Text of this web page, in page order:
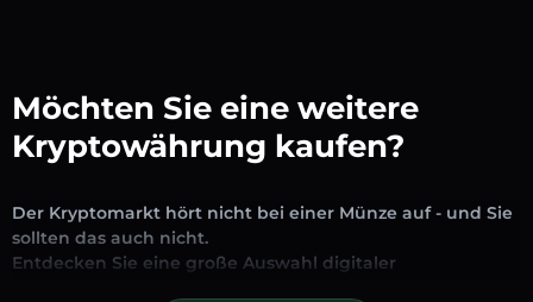
Möchten Sie eine weitere
Kryptowährung kaufen?
Der Kryptomarkt hört nicht bei einer Münze auf - und Sie
sollten das auch nicht.
Entdecken Sie eine große Auswahl digitaler